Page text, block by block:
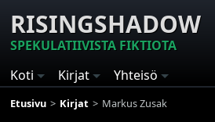
RISINGSHADOW
SPEKULATIIVISTA FIKTIOTA
Koti
Kirjat Yhteisö
Etusivu Kirjat Markus Zusak